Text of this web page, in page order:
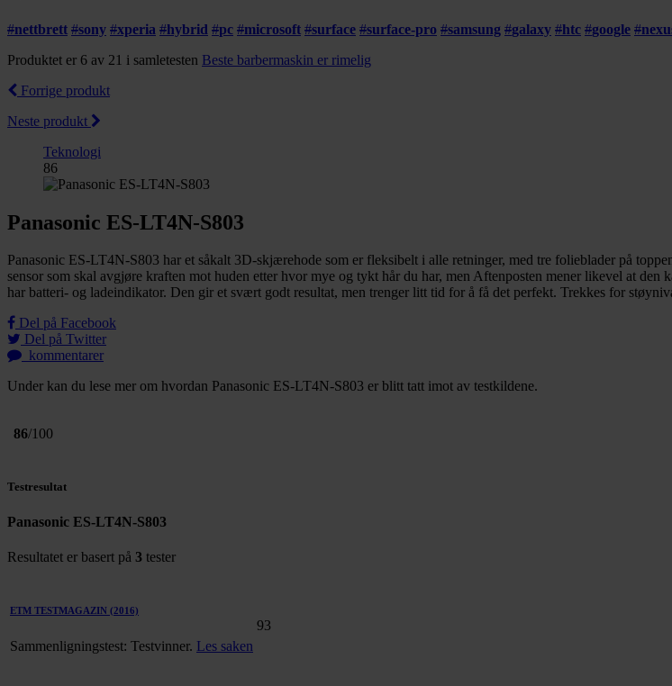
#nettbrett #sony #xperia #hybrid #pc #microsoft #surface #surface-pro #samsung #galaxy #htc #google #
Produktet er 6 av 21 i samletesten Beste barbermaskin er rimelig
Forrige produkt
Neste produkt
Teknologi
86
Panasonic ES-LT4N-S803
Panasonic ES-LT4N-S803 har et såkalt 3D-skjærehode som er fleksibelt i alle retninger, med tre folieblader på
sensor som skal avgjøre kraften mot huden etter hvor mye og tykt hår du har, men Aftenposten mener likevel at
har batteri- og ladeindikator. Den gir et svært godt resultat, men trenger litt tid for å få det perfekt. Trekkes for
Del på Facebook
Del på Twitter
kommentarer
Under kan du lese mer om hvordan Panasonic ES-LT4N-S803 er blitt tatt imot av testkildene.
86/100
Testresultat
Panasonic ES-LT4N-S803
Resultatet er basert på 3 tester
ETM TESTMAGAZIN (2016)
Sammenligningstest: Testvinner. Les saken
93